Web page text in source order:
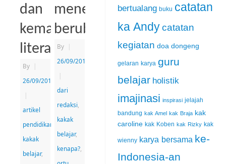
dan
kemampuan
literasi
By
|
26/09/2015
|
artikel
pendidikan
kakak
belajar,
menerus
berubah?
By
|
26/09/2015
|
dari
redaksi
kakak
belajar,
kenapa?,
bertualang buku catatan
ka Andycatatan
kegiatan doa dongeng
gelaran karya guru
belajar holistik
imajinasi inspirasi jelajah
bandung kak Amel kak Braja kak
caroline kak Koben kak Rizky kak
wienny karya bersama ke-
Indonesia-an